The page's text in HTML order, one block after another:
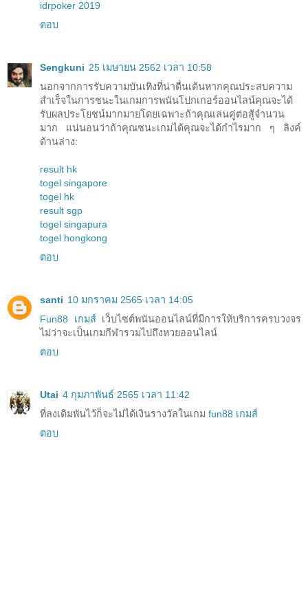
idrpoker 2019
ตอบ
Sengkuni 25 เมษายน 2562 เวลา 10:58
นอกจากการรับความบันเทิงที่น่าตื่นเต้นหากคุณประสบความ
สำเร็จในการชนะในเกมการพนันโปกเกอร์ออนไลน์คุณจะได้
รับผลประโยชน์มากมายโดยเฉพาะถ้าคุณเล่นคู่ต่อสู้จำนวน
มาก แน่นอนว่าถ้าคุณชนะเกมได้คุณจะได้กำไรมาก ๆ ลิงค์
ด้านล่าง:
result hk
togel singapore
togel hk
result sgp
togel singapura
togel hongkong
ตอบ
santi 10 มกราคม 2565 เวลา 14:05
Fun88 เกมส์เว็บไซต์พนันออนไลน์ที่มีการให้บริการครบวงจร
ไม่ว่าจะเป็นเกมกีฬารวมไปถึงหวยออนไลน์
ตอบ
Utai 4 กุมภาพันธ์ 2565 เวลา 11:42
ที่ลงเดิมพันไว้ก็จะไม่ได้เงินรางวัลในเกม fun88 เกมส์
ตอบ